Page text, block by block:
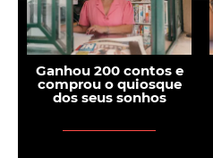
Ganhou 200 contos e
comprou o quiosque
dos seus sonhos